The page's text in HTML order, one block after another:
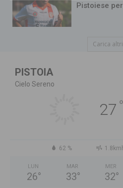
Pistoiese
Carica altri
PISTOIA
Cielo Sereno
27 °
62 %
LUN
26°
MAR
33°
MER
32°